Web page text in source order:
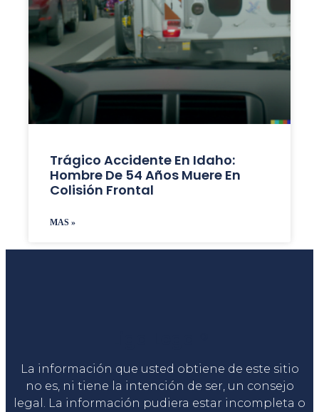
Trágico Accidente En Idaho:
Hombre De 54 Años Muere En
Colisión Frontal
MAS »
La información que usted obtiene de este sitio
no es, ni tiene la intención de ser, un consejo
legal. La información pudiera estar incompleta o